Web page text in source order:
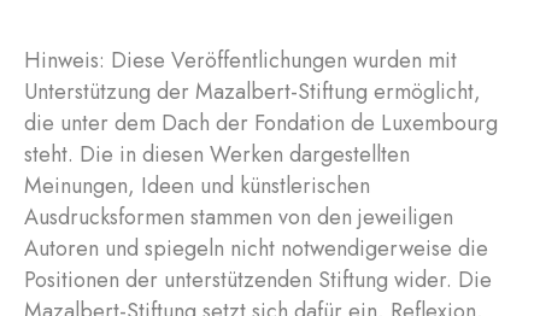
Hinweis: Diese Veröffentlichungen wurden mit
Unterstützung der Mazalbert-Stiftung ermöglicht,
die unter dem Dach der Fondation de Luxembourg
steht. Die in diesen Werken dargestellten
Meinungen, Ideen und künstlerischen
Ausdrucksformen stammen von den jeweiligen
Autoren und spiegeln nicht notwendigerweise die
Positionen der unterstützenden Stiftung wider. Die